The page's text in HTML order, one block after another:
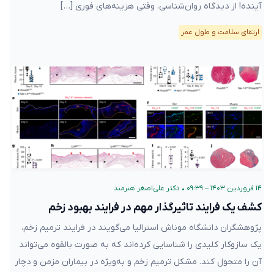
آینده! از دیدگاه روان‌شناسی، وقتی هزینه‌های فوری […]
ارتقای سلامت و طول عمر
۱۴ فروردین ۱۴۰۳ – ۰۹:۳۹ • دکتر علی‌اصغر هنرمند
کشف یک فرایند تاثیرگذار مهم در فرایند بهبود زخم
پژوهشگران دانشگاه موناش استرالیا می‌گویند در فرایند ترمیم زخم،
یک سازوکار کلیدی را شناسایی کرده‌اند که به صورت بالقوه می‌تواند
آن را متحول کند. مشکل ترمیم زخم و به‌ویژه در بیماران مزمن و دچار